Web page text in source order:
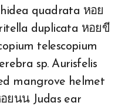
quadrata หอย
duplicata หอยขี
telescopium
sp. Aurisfelis
mangrove helmet
ยนน Judas ear